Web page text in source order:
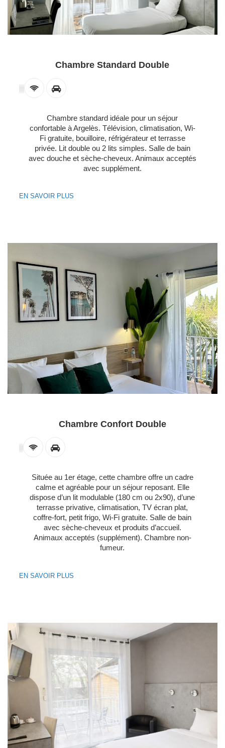
Chambre Standard Double
Chambre standard idéale pour un séjour
confortable à Argelès. Télévision, climatisation, Wi-
Fi gratuite, bouilloire, réfrigérateur et terrasse
privée. Lit double ou 2 lits simples. Salle de bain
avec douche et sèche-cheveux. Animaux acceptés
avec supplément.
EN SAVOIR PLUS
Chambre Confort Double
Située au 1er étage, cette chambre offre un cadre
calme et agréable pour un séjour reposant. Elle
dispose d’un lit modulable (180 cm ou 2x90), d’une
terrasse privative, climatisation, TV écran plat,
coffre-fort, petit frigo, Wi-Fi gratuite. Salle de bain
avec sèche-cheveux et produits d’accueil.
Animaux acceptés (supplément). Chambre non-
fumeur.
EN SAVOIR PLUS